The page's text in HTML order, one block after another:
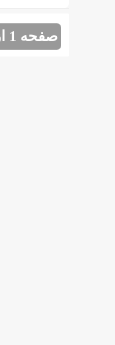
صفحه 1 از 214